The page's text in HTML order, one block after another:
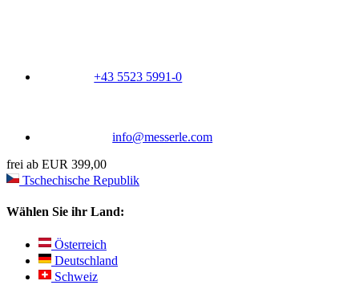
+43 5523 5991-0
info@messerle.com
frei ab EUR 399,00
Tschechische Republik
Wählen Sie ihr Land:
Österreich
Deutschland
Schweiz